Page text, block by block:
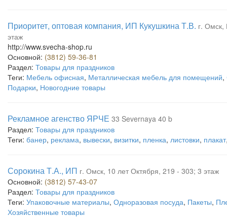
Приоритет, оптовая компания, ИП Кукушкина Т.В. г. Омск,
этаж
http://www.svecha-shop.ru
Основной: (3812) 59-36-81
Раздел: Товары для праздников
Теги: Мебель офисная, Металлическая мебель для помещений,
Подарки, Новогодние товары
Рекламное агенство ЯРЧЕ 33 Severnaya 40 b
Раздел: Товары для праздников
Теги: банер, реклама, вывески, визитки, пленка, листовки, плакат
Сорокина Т.А., ИП г. Омск, 10 лет Октября, 219 - 303; 3 этаж
Основной: (3812) 57-43-07
Раздел: Товары для праздников
Теги: Упаковочные материалы, Одноразовая посуда, Пакеты,
Хозяйственные товары